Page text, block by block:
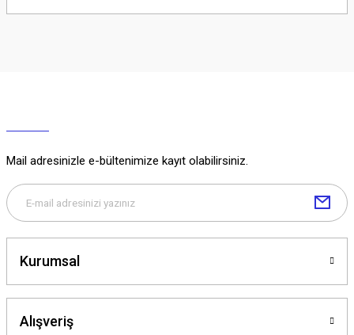
Soru Sor
Mail adresinizle e-bültenimize kayıt olabilirsiniz.
Kurumsal
Alışveriş